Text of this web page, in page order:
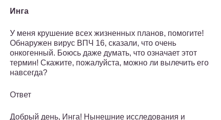
Инга
У меня крушение всех жизненных планов, помогите!
Обнаружен вирус ВПЧ 16, сказали, что очень
онкогенный. Боюсь даже думать, что означает этот
термин! Скажите, пожалуйста, можно ли вылечить его
навсегда?
Ответ
Добрый день, Инга! Нынешние исследования и